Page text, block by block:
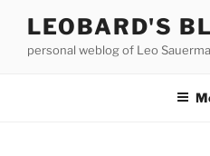
content
LEOBARD'S
personal weblog of Leo